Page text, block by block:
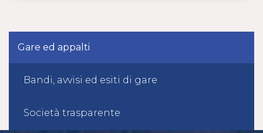
Gare ed appalti
Bandi, avvisi ed esiti di gare
Società trasparente